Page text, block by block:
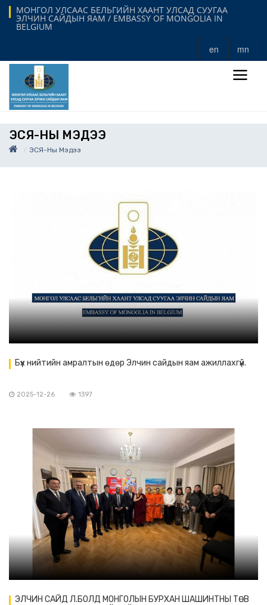
МОНГОЛ УЛСААС БЕЛЬГИЙН ХААНТ УЛСАД СУУГАА
ЭЛЧИН САЙДЫН ЯАМ / EMBASSY OF MONGOLIA IN
BELGIUM
en mn
ЭСЯ-НЫ МЭДЭЭ
ЭСЯ-Ны Мэдээ
Бүх нийтийн амралтын өдөр Элчин сайдын яам ажиллахгүй.
2025-12-26 1397
ЭЛЧИН САЙД Л.БОЛД МОНГОЛЫН БУРХАН ШАШИНТНЫ ТӨВ